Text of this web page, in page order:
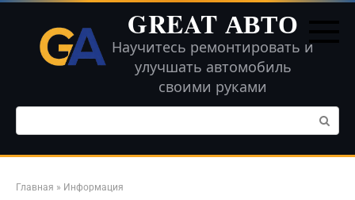
Перейти
контенту
GREAT АВТО
Научитесь ремонтировать и
улучшать автомобиль
своими руками
Поиск:
Главная » Информация